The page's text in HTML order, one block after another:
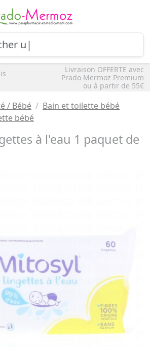
Livraison OFFERTE avec
Prado Mermoz Premium
ou à partir de 55€
/ Bébé
Bain et toilette bébé
bébé
à l'eau 1 paquet de